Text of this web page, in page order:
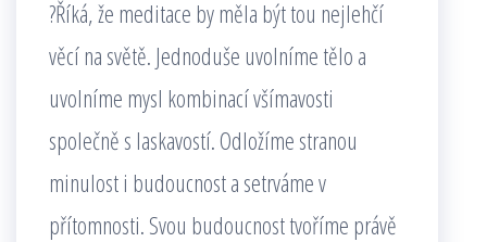
?Říká, že meditace by měla být tou nejlehčí
věcí na světě. Jednoduše uvolníme tělo a
uvolníme mysl kombinací všímavosti
společně s laskavostí. Odložíme stranou
minulost i budoucnost a setrváme v
přítomnosti. Svou budoucnost tvoříme právě